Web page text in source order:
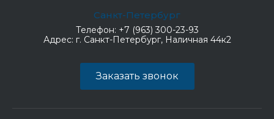
Санкт-Петербург
Телефон: +7 (963) 300-23-93
Адрес: г. Санкт-Петербург, Наличная 44к2
Заказать звонок